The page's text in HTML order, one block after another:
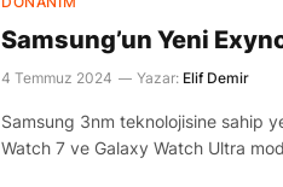
Samsung’un Yeni
4 Temmuz 2024 Yazar: Elif Demir
Samsung 3nm teknolojisine sahip
Watch 7 ve Galaxy Watch Ultra